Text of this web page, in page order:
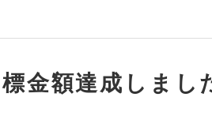
金額達成しまし